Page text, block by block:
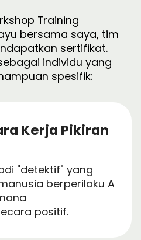
Training
bersama saya, tim
sertifikat.
individu yang
spesifik:
Kerja Pikiran
"detektif" yang
berperilaku A
positif.